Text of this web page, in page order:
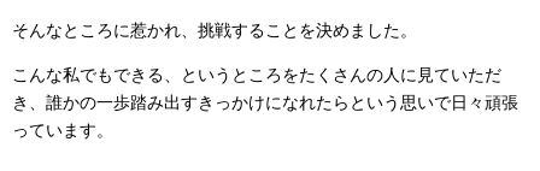
そんなところに惹かれ、挑戦することを決めました。
こんな私でもできる、というところをたくさんの人に見ていただ
き、誰かの一歩踏み出すきっかけになれたらという思いで日々頑張
っています。